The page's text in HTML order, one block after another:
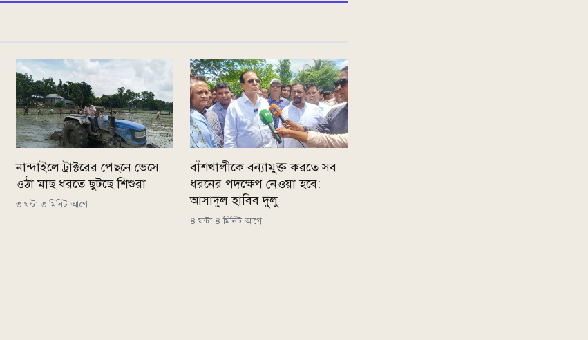
নান্দাইলে ট্রাক্টরের পেছনে ভেসে
ওঠা মাছ ধরতে ছুটছে শিশুরা
৩ ঘন্টা ৩ মিনিট আগে
বাঁশখালীকে বন্যামুক্ত করতে সব
ধরনের পদক্ষেপ নেওয়া হবে:
আসাদুল হাবিব দুলু
৪ ঘন্টা ৪ মিনিট আগে